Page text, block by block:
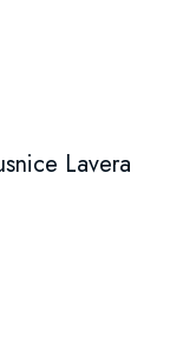
Lavera